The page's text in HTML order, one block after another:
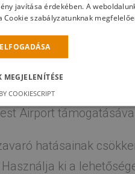
Airport
hatásainak
ki a
javítása érdekében. A
szabályzatunknak
MEGJELENÍTÉSE
COOKIESCRIPT